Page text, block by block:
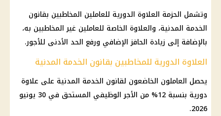
وتشمل الحزمة العلاوة الدورية للعاملين المخاطبين بقانون
الخدمة المدنية، والعلاوة الخاصة للعاملين غير المخاطبين به،
بالإضافة إلى زيادة الحافز الإضافي ورفع الحد الأدنى للأجور.
العلاوة الدورية للمخاطبين بقانون الخدمة المدنية
يحصل العاملون الخاضعون لقانون الخدمة المدنية على علاوة
دورية
بنسبة 12% من الأجر الوظيفي المستحق في 30 يونيو
2026.